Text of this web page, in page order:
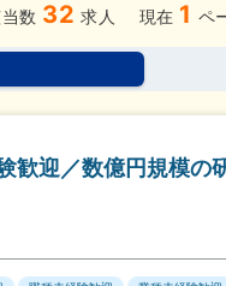
年間休日120日以上
書類選考なし
数 32 求人 現在 1 ペ
歓迎／数億円規模